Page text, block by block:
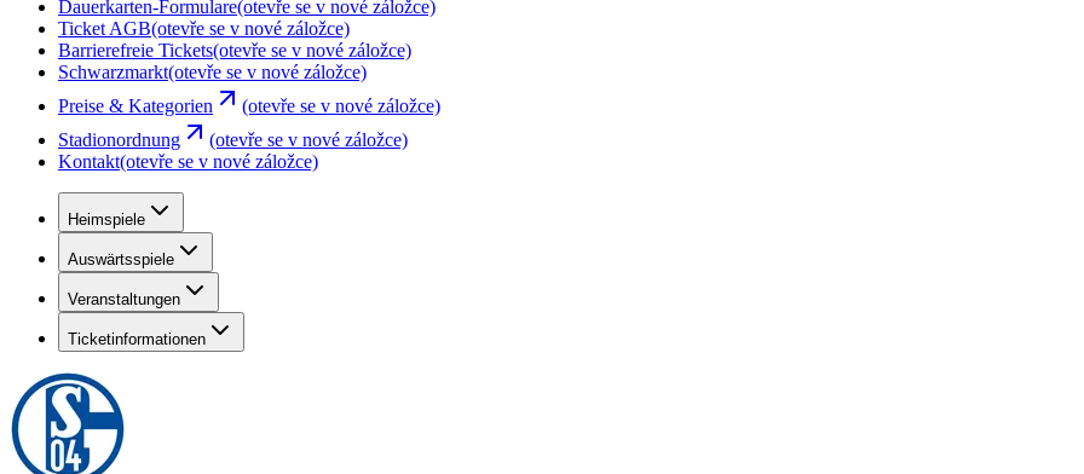
Dauerkarten-Formulare(otevře se v nové záložce)
Ticket AGB(otevře se v nové záložce)
Barrierefreie Tickets(otevře se v nové záložce)
Schwarzmarkt(otevře se v nové záložce)
Preise & Kategorien
(otevře se v nové záložce)
Stadionordnung
(otevře se v nové záložce)
Kontakt(otevře se v nové záložce)
Heimspiele
Auswärtsspiele
Veranstaltungen
Ticketinformationen